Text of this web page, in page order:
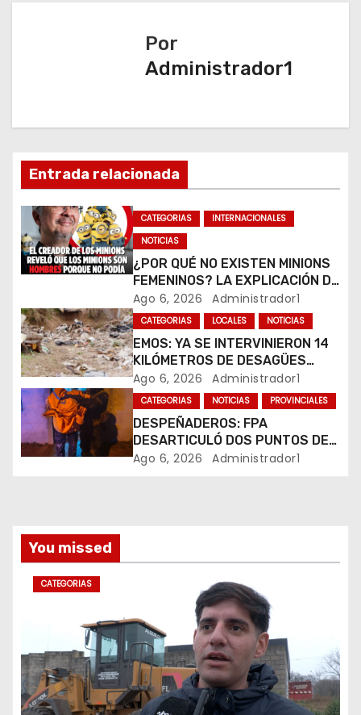
c
i
ó
n
e
e
n
t
r
a
s
Por
Administrador1
Entrada relacionada
CATEGORIAS
INTERNACIONALES
NOTICIAS
¿POR QUÉ NO EXISTEN MINIONS
FEMENINOS? LA EXPLICACIÓN DE
SU CREADOR QUE VOLVIÓ A
VIRALIZARSE
Ago 6, 2026 Administrador1
CATEGORIAS LOCALES NOTICIAS
EMOS: YA SE INTERVINIERON 14
KILÓMETROS DE DESAGÜES
PLUVIALES
Ago 6, 2026 Administrador1
CATEGORIAS NOTICIAS PROVINCIALES
DESPEÑADEROS: FPA
DESARTICULÓ DOS PUNTOS DE
VENTA DE DROGAS. TRES
Ago 6, 2026 Administrador1
You missed
CATEGORIAS